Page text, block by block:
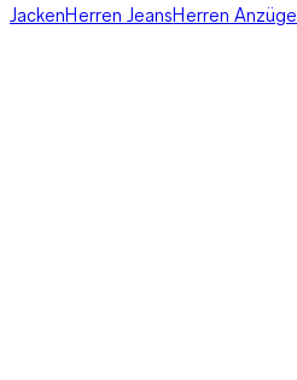
JackenHerren JeansHerren Anzüge